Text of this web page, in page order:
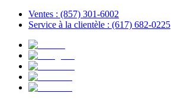
Ventes : (857) 301-6002
Service à la clientèle : (617) 682-0225